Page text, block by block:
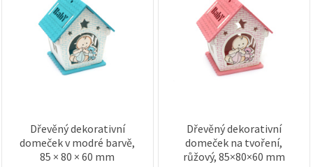
Dřevěný dekorativní
domeček v modré barvě,
85 × 80 × 60 mm
Dřevěný dekorativní
domeček na tvoření,
růžový, 85×80×60 mm